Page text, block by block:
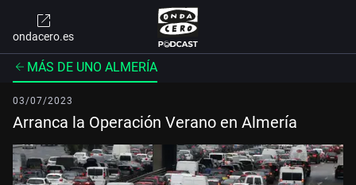
ondacero.es
MÁS DE UNO ALMERÍA
03/07/2023
Arranca la Operación Verano en Almería